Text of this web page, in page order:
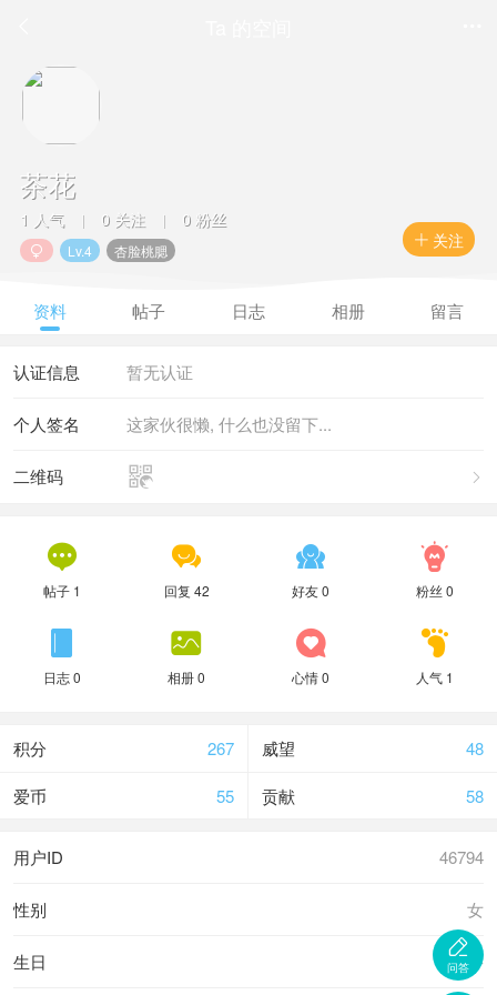
 关注
茶花
1 人气 | 0 关注 | 0 粉丝
 Lv.4 杏脸桃腮
资料 帖子 日志 相册 留言
暂无认证
认证信息
这家伙很懒, 什么也没留下...
个人签名


二维码

帖子 1

回复 42

好友 0

粉丝 0

日志 0

相册 0

心情 0

人气 1
267
积分 48
威望
55
爱币 58
贡献
46794
用户ID
女
性别
-
生日

问答